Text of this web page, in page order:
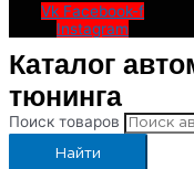
Vk Facebook-f
Instagram
Каталог
тюнинга
Поиск товаров
Найти